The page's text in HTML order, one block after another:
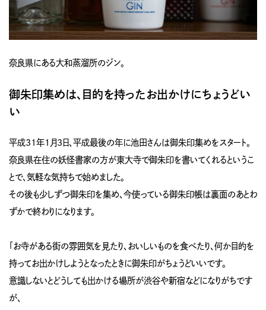
奈良県にある大和蒸溜所のジン。
御朱印集めは、目的を持ったお出かけにちょうどい
い
平成31年1月3日、平成最後の年に池田さんは御朱印集めをスタート。
奈良県在住の妖怪書家の方が東大寺で御朱印を書いてくれるというこ
とで、気軽な気持ちで始めました。
その後も少しずつ御朱印を集め、今使っている御朱印帳は裏面のあとわ
ずかで終わりになります。
「お寺がある街の雰囲気を見たり、おいしいものを食べたり、何か目的を
持ってお出かけしようとなったときに御朱印がちょうどいいです。
意識しないとどうしても出かける場所が渋谷や新宿などになりがちです
が、